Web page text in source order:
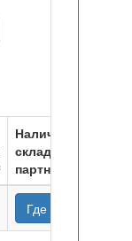
Наличие на
складах
партнеров
Где купить